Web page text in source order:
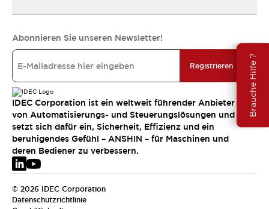
Brauche Hilfe ?
Abonnieren Sie unseren Newsletter!
Registrieren
IDEC Corporation ist ein weltweit führender Anbieter
von Automatisierungs- und Steuerungslösungen und
setzt sich dafür ein, Sicherheit, Effizienz und ein
beruhigendes Gefühl – ANSHIN – für Maschinen und
deren Bediener zu verbessern.
© 2026 IDEC Corporation
Datenschutzrichtlinie